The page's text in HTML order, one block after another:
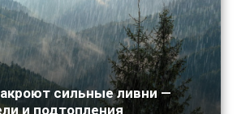
сильные ливни —
и подтопления